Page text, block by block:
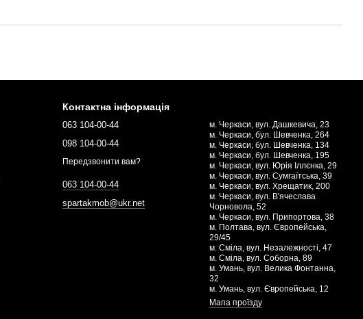
Контактна інформація
063 104-00-44
098 104-00-44
Передзвонити вам?
063 104-00-44
spartakmob@ukr.net
м. Черкаси, вул. Дашкевича, 23
м. Черкаси, бул. Шевченка, 264
м. Черкаси, бул. Шевченка, 134
м. Черкаси, бул. Шевченка, 195
м. Черкаси, вул. Юрія Іллєнка, 29
м. Черкаси, вул. Сумгаїтська, 39
м. Черкаси, вул. Хрещатик, 200
м. Черкаси, вул. В'ячеслава
Чорновола, 52
м. Черкаси, вул. Припортова, 38
м. Полтава, вул. Європейська,
29/45
м. Сміла, вул. Незалежності, 47
м. Сміла, вул. Соборна, 89
м. Умань, вул. Велика Фонтанна,
32
м. Умань, вул. Європейська, 12
Мапа проїзду